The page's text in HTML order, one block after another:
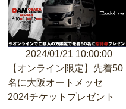
2024/01/21 10:00:00
【オンライン限定】先着50
名に大阪オートメッセ
2024チケットプレゼント